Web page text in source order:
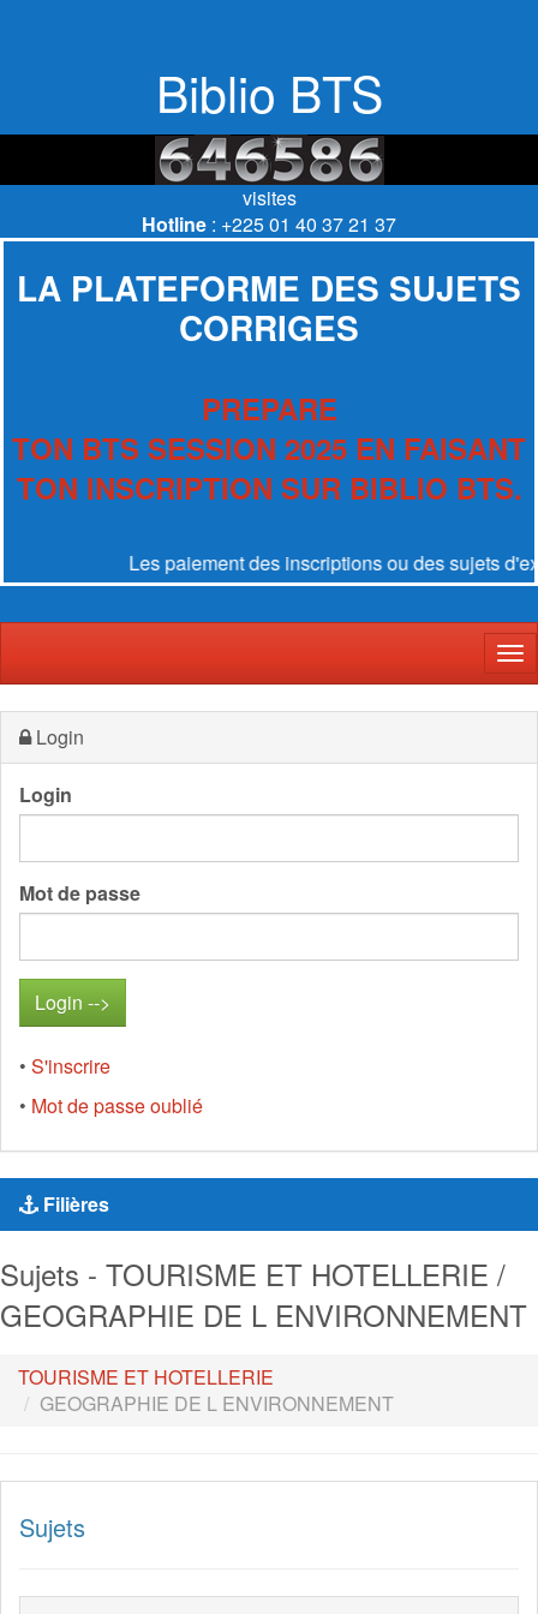
Biblio BTS
visites
Hotline : +225 01 40 37 21 37
LA PLATEFORME DES SUJETS
CORRIGES
PREPARE
TON BTS SESSION 2025 EN FAISANT
TON INSCRIPTION SUR BIBLIO BTS.
Les paiement des inscriptions ou des sujets
Login
Login
Mot de passe
• S'inscrire
• Mot de passe oublié
Filières
Sujets - TOURISME ET HOTELLERIE /
GEOGRAPHIE DE L ENVIRONNEMENT
TOURISME ET HOTELLERIE
GEOGRAPHIE DE L ENVIRONNEMENT
Sujets